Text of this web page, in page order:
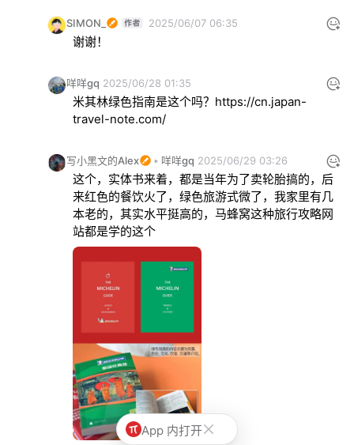
SIMON_ 2025/06/07 06:35
谢谢！
咩咩gq 2025/06/28 01:35
米其林绿色指南是这个吗？ https://cn.japan-
travel-note.com/
写小黑文的Alex 咩咩gq 2025/06/29 03:26
这个，实体书来着，都是当年为了卖轮胎搞的，后
来红色的餐饮火了，绿色旅游式微了，我家里有几
本老的，其实水平挺高的，马蜂窝这种旅行攻略网
站都是学的这个
App 内打开